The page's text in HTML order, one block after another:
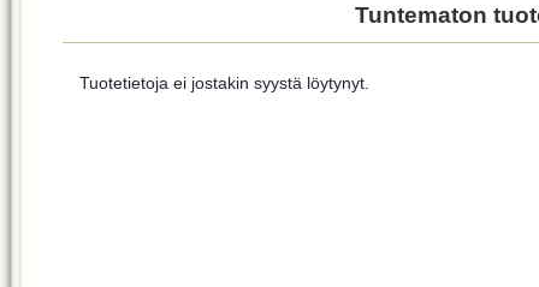
Tuntematon
Tuotetietoja ei jostakin syystä löytynyt.